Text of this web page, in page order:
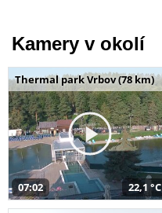
Kamery v okolí
Thermal park Vrbov (78 km)
07:02 22,1 °C